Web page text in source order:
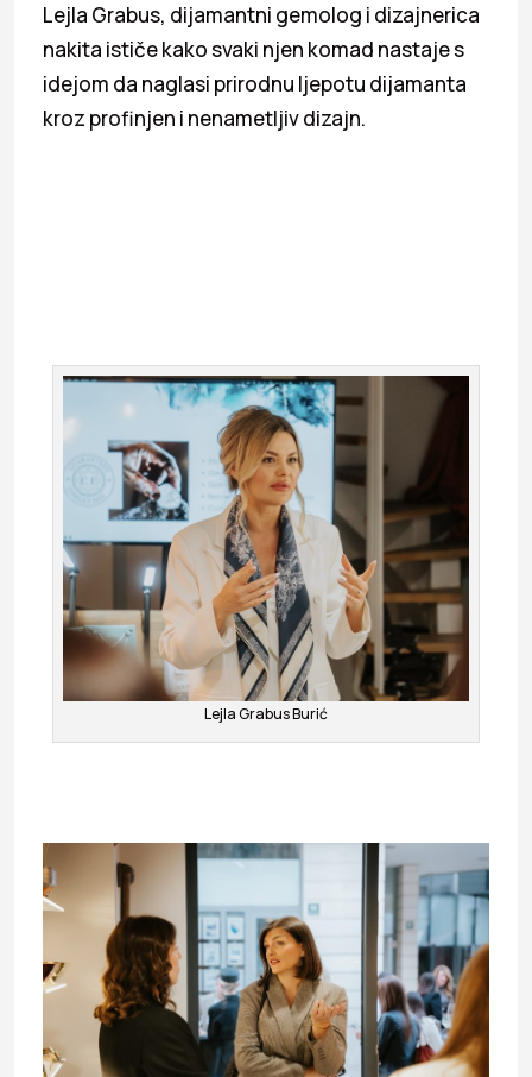
Lejla Grabus, dijamantni gemolog i dizajnerica
nakita ističe kako svaki njen komad nastaje s
idejom da naglasi prirodnu ljepotu dijamanta
kroz profinjen i nenametljiv dizajn.
Lejla Grabus Burić